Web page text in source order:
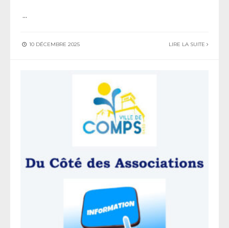
...
10 DÉCEMBRE 2025 LIRE LA SUITE